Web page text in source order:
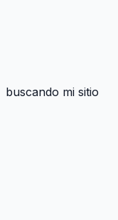
buscando mi sitio